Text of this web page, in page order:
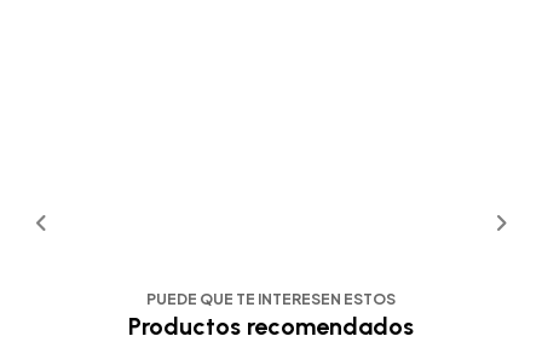
PUEDE QUE TE INTERESEN ESTOS
Productos recomendados